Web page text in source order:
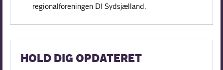
regionalforeningen DI Sydsjælland.
HOLD DIG OPDATERET